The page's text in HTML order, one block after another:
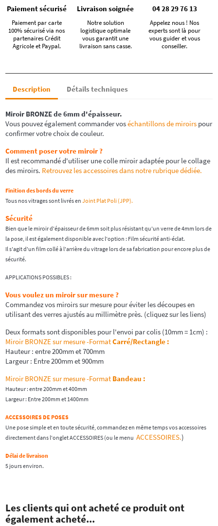
Paiement sécurisé
Paiement par carte
100% sécurisé via nos
partenaires Crédit
Agricole et Paypal.
Livraison soignée
Notre solution
logistique optimale
vous garantit une
livraison sans casse.
04 28 29 76 13
Appelez nous ! Nos
experts sont là pour
vous guider et vous
conseiller.
Description Détails techniques
Miroir BRONZEde 6mm d'épaisseur.
Vous pouvez également commander voséchantillons de miroirs pour
confirmer votre choix de couleur.
Comment poser votre miroir ?
Il est recommandé d'utiliser une colle miroir adaptée pour le collage
des miroirs. Retrouvez les accessoires dans notre rubrique dédiée.
Finition des bords du verre
Tous nos vitrages sont livrés enJoint Plat Poli (JPP).
Sécurité
Bien que le miroir d'épaisseur de 6mm soit plus résistant qu'un verre de 4mm lors de
la pose, il est également disponible avec l'option : Film sécurité anti-éclat.
Il s'agit d'un film collé à l'arrière du vitrage lors de sa fabrication pour encore plus de
sécurité.
APPLICATIONS POSSIBLES :
Vous voulez un miroir sur mesure ?
Commandez vos miroirs sur mesure pour éviter les découpes en
utilisant des verres ajustés au millimètre près. (cliquez sur les liens)
Deux formats sont disponibles pour l'envoi par colis (10mm = 1cm) :
Miroir BRONZE sur mesure -FormatCarré/Rectangle :
Hauteur : entre 200mm et 700mm
Largeur : Entre 200mm et 900mm
Miroir BRONZE sur mesure -Format Bandeau :
Hauteur : entre 200mm et 400mm
Largeur : Entre 200mm et 1400mm
ACCESSOIRES DE POSES
Une pose simple et en toute sécurité, commandez en même temps vos accessoires
directement dans l'onglet ACCESSOIRES (ou le menu ACCESSOIRES.)
Délai de livraison
5 jours environ.
Les clients qui ont acheté ce produit ont
également acheté...